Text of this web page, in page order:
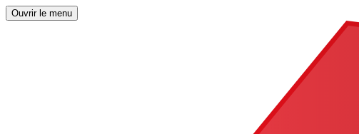
Ouvrir le menu